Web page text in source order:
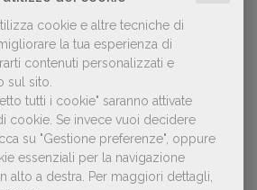
cookie e altre tecniche di
la tua esperienza di
contenuti personalizzati e
sul sito.
tutti i cookie" saranno attivate
cookie. Se invece vuoi decidere
su "Gestione preferenze", oppure
essenziali per la navigazione
alto a destra. Per maggiori dettagli,
il 45% dei testi ricevuti per
dell’IA
Ha un valore aggiunto
Simona Musmeci, product
e audiolibri